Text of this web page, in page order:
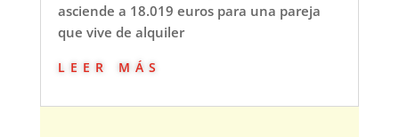
asciende a 18.019 euros para una pareja
que vive de alquiler
leer más